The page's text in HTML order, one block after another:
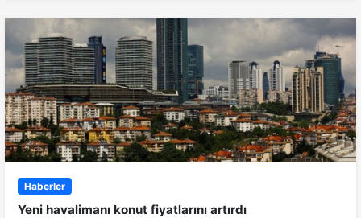
Haberler
Yeni havalimanı konut fiyatlarını artırdı